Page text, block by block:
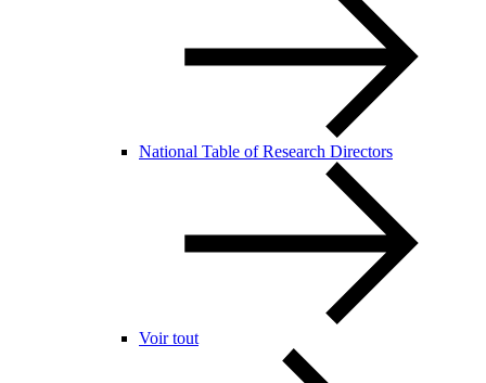
National Table of Research Directors
Voir tout